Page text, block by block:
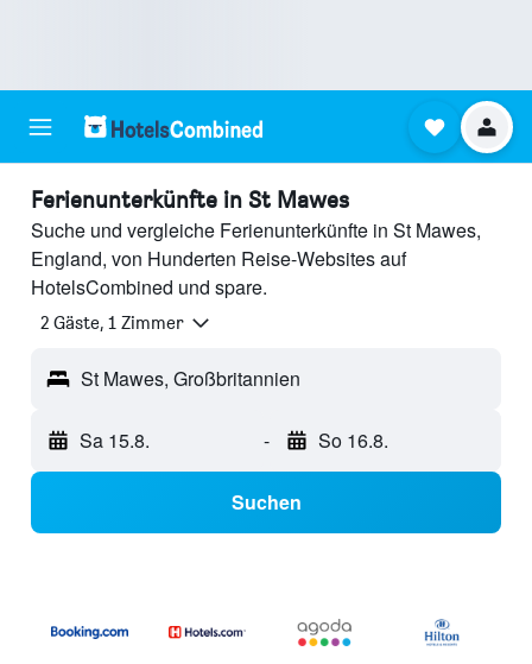
Ferienunterkünfte in St Mawes
Suche und vergleiche Ferienunterkünfte in St Mawes,
England, von Hunderten Reise-Websites auf
HotelsCombined und spare.
2 Gäste, 1 Zimmer
St Mawes, Großbritannien
Sa 15.8. - So 16.8.
Suchen